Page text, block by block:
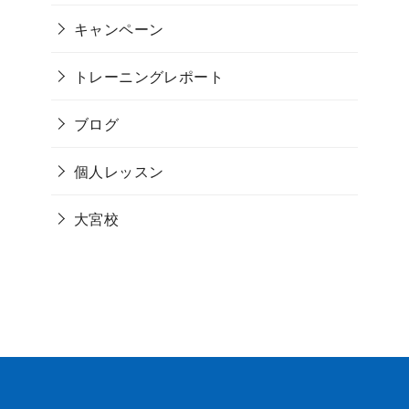
キャンペーン
トレーニングレポート
ブログ
個人レッスン
大宮校